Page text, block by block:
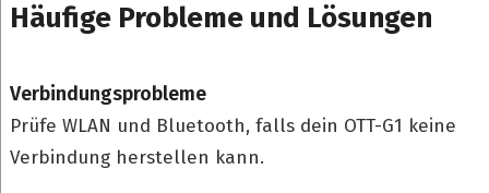
Häufige Probleme und Lösungen
Verbindungsprobleme
Prüfe WLAN und Bluetooth, falls dein OTT-G1 keine
Verbindung herstellen kann.